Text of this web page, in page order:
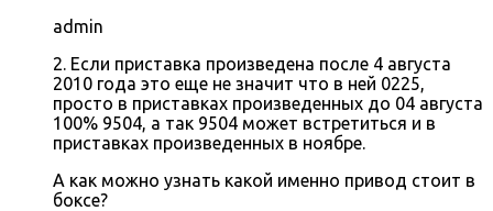
admin
2. Если приставка произведена после 4 августа
2010 года это еще не значит что в ней 0225,
просто в приставках произведенных до 04 августа
100% 9504, а так 9504 может встретиться и в
приставках произведенных в ноябре.
А как можно узнать какой именно привод стоит в
боксе?